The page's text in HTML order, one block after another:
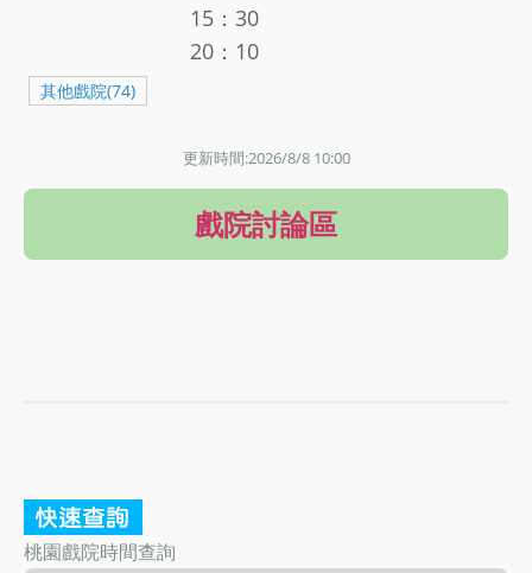
15：30
20：10
其他戲院(74)
更新時間:2026/8/8 10:00
戲院討論區
桃園戲院時間查詢